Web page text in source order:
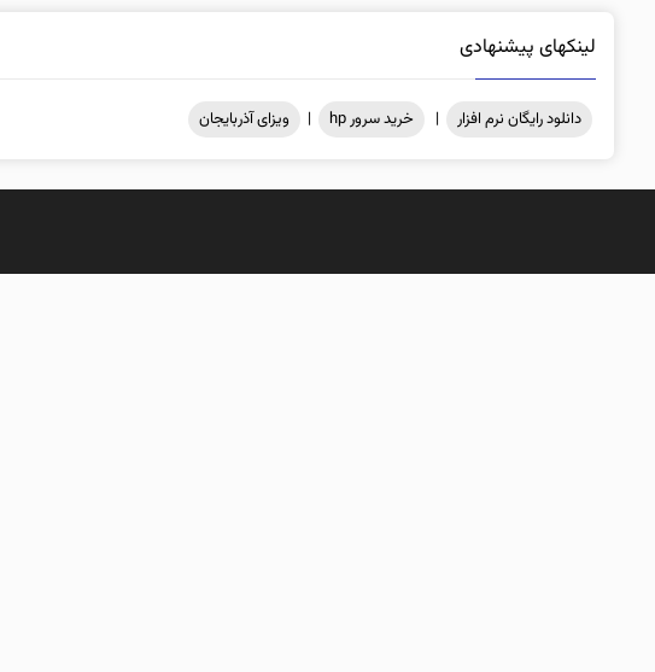
لینکهای پیشنهادی
دانلود رایگان نرم افزار | خرید سرور hp | ویزای آذربایجان